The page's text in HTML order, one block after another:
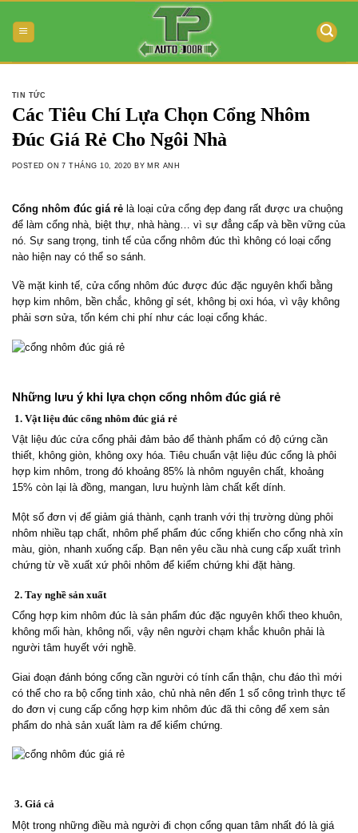
content
TIN TỨC
Các Tiêu Chí Lựa Chọn Cổng Nhôm
Đúc Giá Rẻ Cho Ngôi Nhà
POSTED ON7 THÁNG 10, 2020 BY MR ANH
Cổng nhôm đúc giá rẻ là loại cửa cổng đẹp đang rất được ưa chuộng
để làm cổng nhà, biệt thự, nhà hàng… vì sự đẳng cấp và bền vững của
nó. Sự sang trọng, tinh tế của cổng nhôm đúc thì không có loại cổng
nào hiện nay có thể so sánh.
Về mặt kinh tế, cửa cổng nhôm đúc được đúc đặc nguyên khối bằng
hợp kim nhôm, bền chắc, không gỉ sét, không bị oxi hóa, vì vậy không
phải sơn sửa, tốn kém chi phí như các loại cổng khác.
Những lưu ý khi lựa chọn cổng nhôm đúc giá rẻ
1. Vật liệu đúc cổng nhôm đúc giá rẻ
Vật liệu đúc cửa cổng phải đảm bảo để thành phẩm có độ cứng cần
thiết, không giòn, không oxy hóa. Tiêu chuẩn vật liệu đúc cổng là phôi
hợp kim nhôm, trong đó khoảng 85% là nhôm nguyên chất, khoảng
15% còn lại là đồng, mangan, lưu huỳnh làm chất kết dính.
Một số đơn vị để giảm giá thành, cạnh tranh với thị trường dùng phôi
nhôm nhiều tạp chất, nhôm phế phẩm đúc cổng khiến cho cổng nhà xỉn
màu, giòn, nhanh xuống cấp. Bạn nên yêu cầu nhà cung cấp xuất trình
chứng từ về xuất xứ phôi nhôm để kiểm chứng khi đặt hàng.
2. Tay nghề sản xuất
Cổng hợp kim nhôm đúc là sản phẩm đúc đặc nguyên khối theo khuôn,
không mối hàn, không nối, vậy nên người chạm khắc khuôn phải là
người tâm huyết với nghề.
Giai đoạn đánh bóng cổng cần người có tính cẩn thận, chu đáo thì mới
có thể cho ra bộ cổng tinh xảo, chủ nhà nên đến 1 số công trình thực tế
do đơn vị cung cấp cổng hợp kim nhôm đúc đã thi công để xem sản
phẩm do nhà sản xuất làm ra để kiểm chứng.
3. Giá cả
Một trong những điều mà người đi chọn cổng quan tâm nhất đó là giá